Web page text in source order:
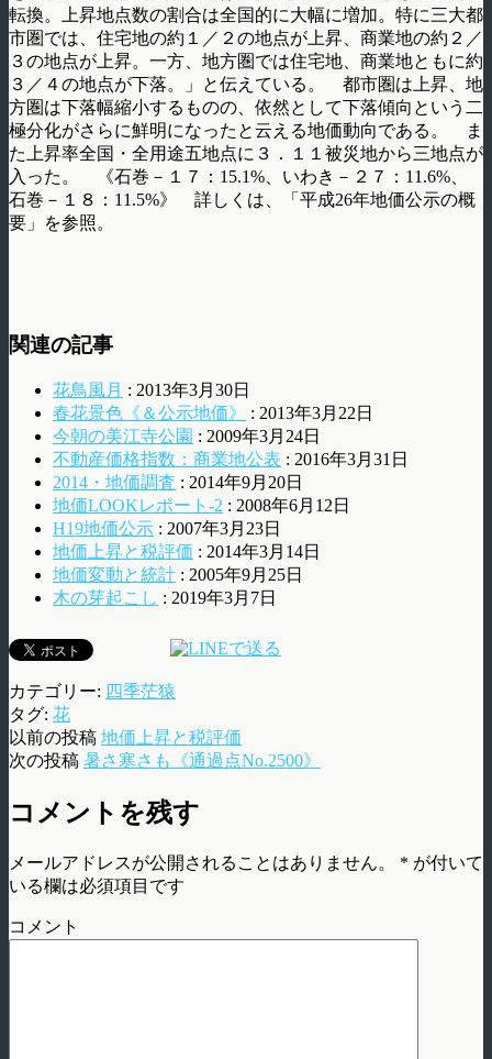
転換。上昇地点数の割合は全国的に大幅に増加。特に三大都
市圏では、住宅地の約１／２の地点が上昇、商業地の約２／
３の地点が上昇。一方、地方圏では住宅地、商業地ともに約
３／４の地点が下落。」と伝えている。 都市圏は上昇、地
方圏は下落幅縮小するものの、依然として下落傾向という二
極分化がさらに鮮明になったと云える地価動向である。 ま
た上昇率全国・全用途五地点に３．１１被災地から三地点が
入った。 《石巻－１７：15.1%、いわき－２７：11.6%、
石巻－１８：11.5%》 詳しくは、「平成26年地価公示の概
要」を参照。
関連の記事
花鳥風月 : 2013年3月30日
春花景色《＆公示地価》
: 2013年3月22日
今朝の美江寺公園 : 2009年3月24日
不動産価格指数：商業地公表 : 2016年3月31日
2014・地価調査 : 2014年9月20日
地価LOOKレポート-2 : 2008年6月12日
H19地価公示 : 2007年3月23日
地価上昇と税評価 : 2014年3月14日
地価変動と統計 : 2005年9月25日
木の芽起こし : 2019年3月7日
カテゴリー: 四季茫猿
タグ: 花
以前の投稿 地価上昇と税評価
次の投稿 暑さ寒さも《通過点No.2500》
コメントを残す
メールアドレスが公開されることはありません。 * が付いて
いる欄は必須項目です
コメント